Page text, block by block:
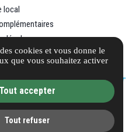
local
légales
cookies
cookies et vous donne le
que vous souhaitez activer
Tout accepter
Tout refuser